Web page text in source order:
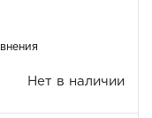
Нет в наличии